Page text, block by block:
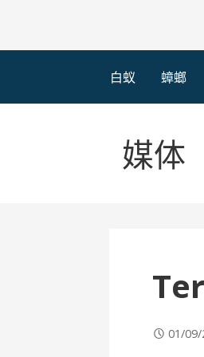
白蚁 蟑螂
媒体
01/09/